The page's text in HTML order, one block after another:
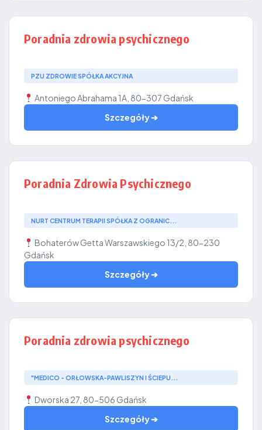
Poradnia zdrowia psychicznego
PZU ZDROWIE SPÓŁKA AKCYJNA
Antoniego Abrahama 1A, 80-307 Gdańsk
Szczegóły ➔
Poradnia Zdrowia Psychicznego
NURT CENTRUM TERAPII SPÓŁKA Z OGRANIC...
Bohaterów Getta Warszawskiego 13/2, 80-230
Gdańsk
Szczegóły ➔
Poradnia zdrowia psychicznego
"MEDICO - ORŁOWSKA-PAWLISZYN I ŚCIEPU...
Dworska 27, 80-506 Gdańsk
Szczegóły ➔